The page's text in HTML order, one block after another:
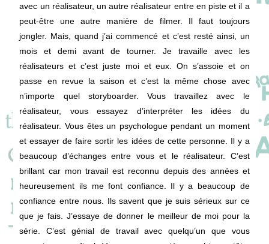
avec un réalisateur, un autre réalisateur entre en piste et il a
peut-être une autre manière de filmer. Il faut toujours
jongler. Mais, quand j’ai commencé et c’est resté ainsi, un
mois et demi avant de tourner. Je travaille avec les
réalisateurs et c’est juste moi et eux. On s’assoie et on
passe en revue la saison et c’est la même chose avec
n’importe quel storyboarder. Vous travaillez avec le
réalisateur, vous essayez d’interpréter les idées du
réalisateur. Vous êtes un psychologue pendant un moment
et essayer de faire sortir les idées de cette personne. Il y a
beaucoup d’échanges entre vous et le réalisateur. C’est
brillant car mon travail est reconnu depuis des années et
heureusement ils me font confiance. Il y a beaucoup de
confiance entre nous. Ils savent que je suis sérieux sur ce
que je fais. J’essaye de donner le meilleur de moi pour la
série. C’est génial de travail avec quelqu’un que vous